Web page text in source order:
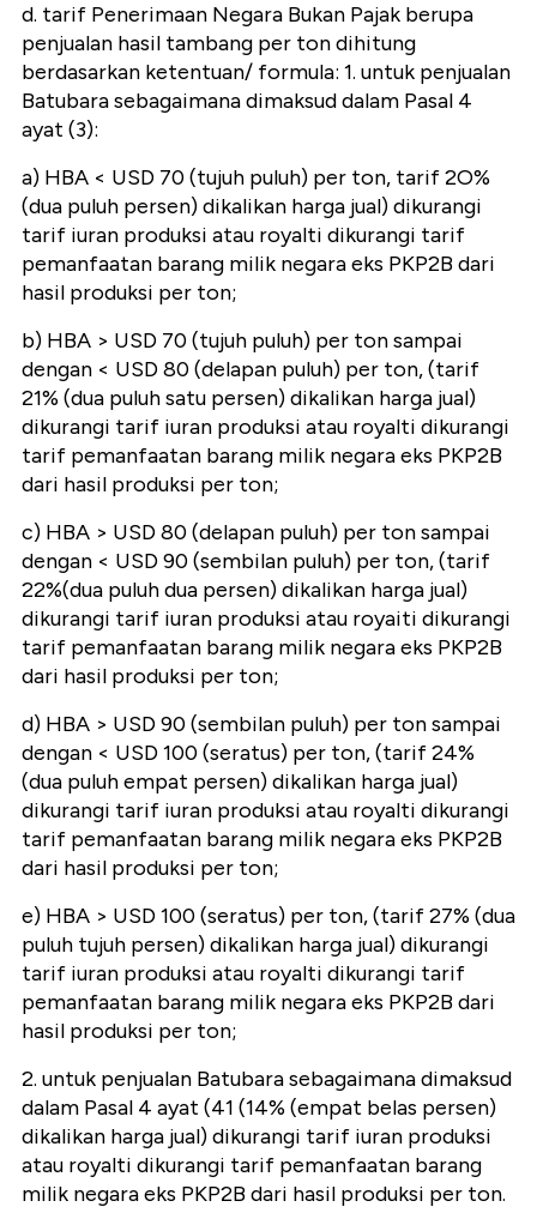
d. tarif Penerimaan Negara Bukan Pajak berupa
penjualan hasil tambang per ton dihitung
berdasarkan ketentuan/ formula: 1. untuk penjualan
Batubara sebagaimana dimaksud dalam Pasal 4
ayat (3):
a) HBA < USD 70 (tujuh puluh) per ton, tarif 2O%
(dua puluh persen) dikalikan harga jual) dikurangi
tarif iuran produksi atau royalti dikurangi tarif
pemanfaatan barang milik negara eks PKP2B dari
hasil produksi per ton;
b) HBA > USD 70 (tujuh puluh) per ton sampai
dengan < USD 80 (delapan puluh) per ton, (tarif
21% (dua puluh satu persen) dikalikan harga jual)
dikurangi tarif iuran produksi atau royalti dikurangi
tarif pemanfaatan barang milik negara eks PKP2B
dari hasil produksi per ton;
c) HBA > USD 80 (delapan puluh) per ton sampai
dengan < USD 90 (sembilan puluh) per ton, (tarif
22%(dua puluh dua persen) dikalikan harga jual)
dikurangi tarif iuran produksi atau royaiti dikurangi
tarif pemanfaatan barang milik negara eks PKP2B
dari hasil produksi per ton;
d) HBA > USD 90 (sembilan puluh) per ton sampai
dengan < USD 100 (seratus) per ton, (tarif 24%
(dua puluh empat persen) dikalikan harga jual)
dikurangi tarif iuran produksi atau royalti dikurangi
tarif pemanfaatan barang milik negara eks PKP2B
dari hasil produksi per ton;
e) HBA > USD 100 (seratus) per ton, (tarif 27% (dua
puluh tujuh persen) dikalikan harga jual) dikurangi
tarif iuran produksi atau royalti dikurangi tarif
pemanfaatan barang milik negara eks PKP2B dari
hasil produksi per ton;
2. untuk penjualan Batubara sebagaimana dimaksud
dalam Pasal 4 ayat (41 (14% (empat belas persen)
dikalikan harga jual) dikurangi tarif iuran produksi
atau royalti dikurangi tarif pemanfaatan barang
milik negara eks PKP2B dari hasil produksi per ton.